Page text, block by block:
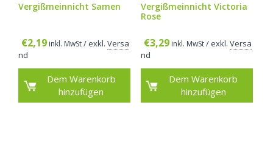
Vergißmeinnicht Samen
€2,19 inkl. MwSt/ exkl. Versa
nd
Dem Warenkorb
hinzufügen
Vergißmeinnicht Victoria
Rose
€3,29 inkl. MwSt / exkl. Versa
nd
Dem Warenkorb
hinzufügen